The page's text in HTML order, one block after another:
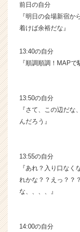
前日の自分
『明日の会場新宿
着けば余裕だな』
13:40の自分
『順調順調！MAP
13:50の自分
『さて、この辺だ
んだろう』
13:55の自分
『あれ？入り口な
れかな？？えっ？？
な、、、、』
14:00の自分